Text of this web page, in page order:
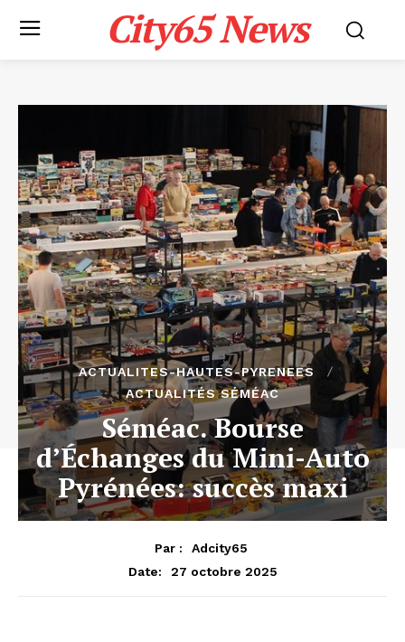
City65 News
ACTUALITES-HAUTES-PYRENEES
ACTUALITÉS SÉMÉAC
Séméac. Bourse
d’Échanges du Mini-Auto
Pyrénées: succès maxi
Par :
Adcity65
Date:
27 octobre 2025